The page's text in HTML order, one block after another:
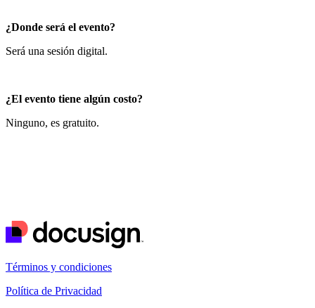
¿Donde será el evento?
Será una sesión digital.
¿El evento tiene algún costo?
Ninguno, es gratuito.
Términos y condiciones
Política de Privacidad